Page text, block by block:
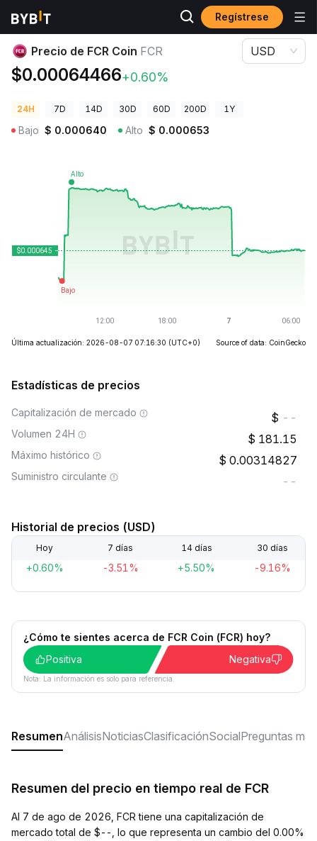
Regístrese
Precios de Criptomonedas Precio de FCR Coin FCR
Precio de FCR Coin FCR
$0.00064466+0.60%
USD
24H 7D 14D 30D 60D 200D 1Y
Bajo $ 0.000640 Alto $ 0.000653
Última actualización: 2026-08-07 07:16:30 (UTC+0) Source of data: CoinGecko
Estadísticas de precios
Capitalización de mercado --
Volumen 24H 181.15
Máximo histórico 0.00314827
Suministro circulante --
Historial de precios (USD)
Hoy 7 días 14 días 30 días
+0.60% -3.51% +5.50% -9.16%
¿Cómo te sientes acerca de FCR Coin (FCR) hoy?
Positiva
Negativa
Nota: La información es solo para referencia.
ResumenAnálisisNoticiasClasificaciónSocialPreguntas
Resumen del precio en tiempo real de FCR
Al 7 de ago de 2026, FCR tiene una capitalización de
mercado total de $--, lo que representa un cambio del 0.00%